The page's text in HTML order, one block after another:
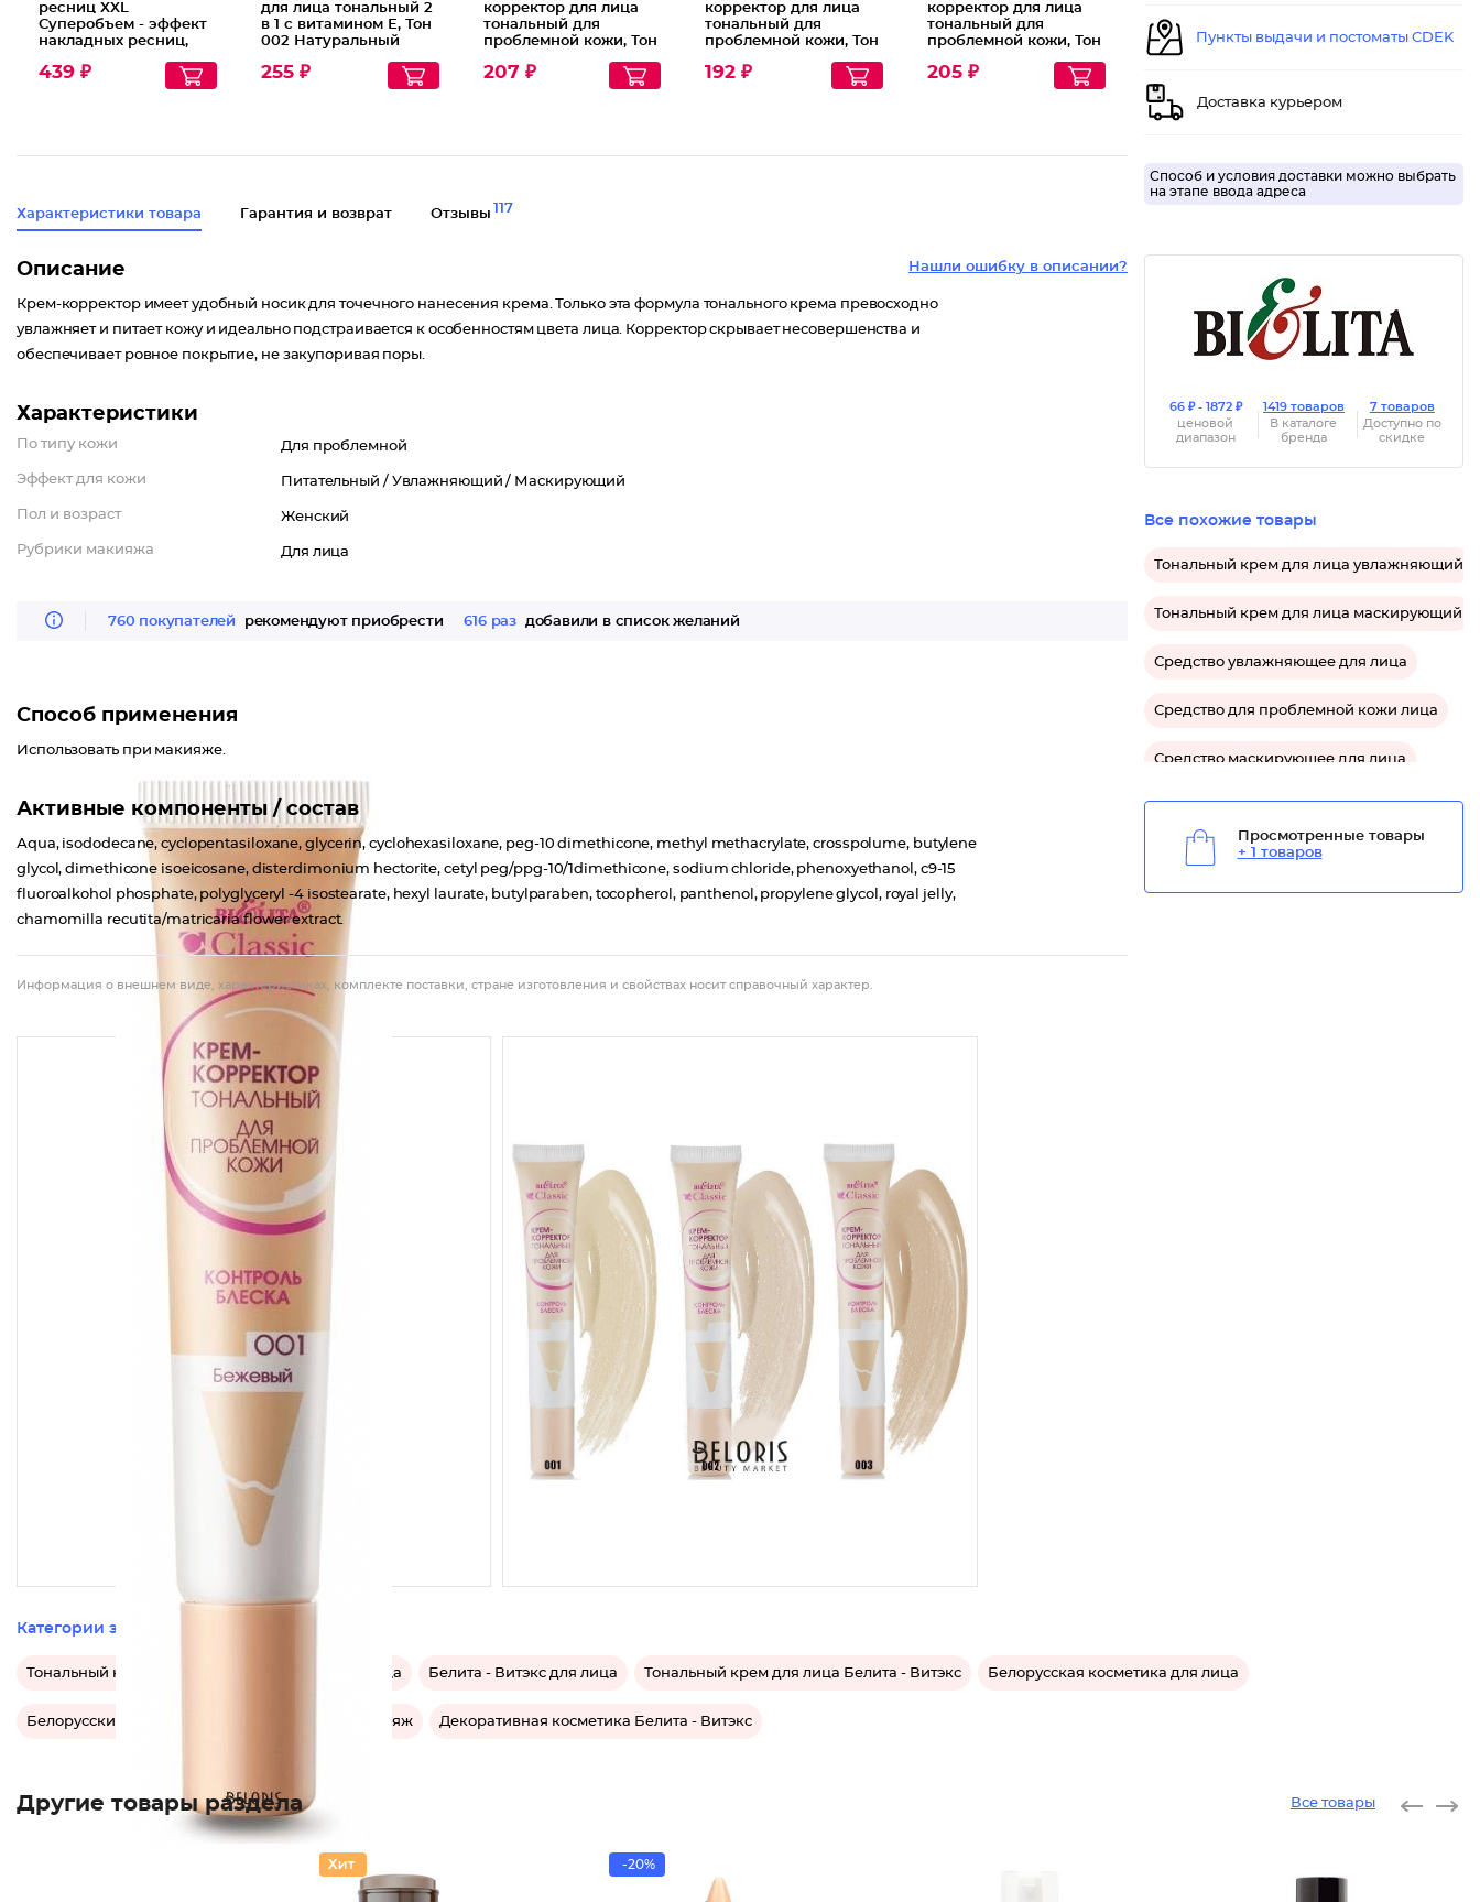
ресниц XXL
Суперобъем - эффект
накладных ресниц,
439 ₽
для лица тональный 2
в 1 с витамином Е, Тон
002 Натуральный
255 ₽
корректор для лица
тональный для
проблемной кожи, Тон
207 ₽
корректор для лица
тональный для
проблемной кожи, Тон
192 ₽
корректор для лица
тональный для
проблемной кожи, Тон
205 ₽
Характеристики товара Гарантия и возврат Отзывы 117
Нашли ошибку в описании?
Описание
Крем-корректор имеет удобный носик для точечного нанесения крема. Только эта формула тонального крема превосходно
увлажняет и питает кожу и идеально подстраивается к особенностям цвета лица. Корректор скрывает несовершенства и
обеспечивает ровное покрытие, не закупоривая поры.
Характеристики
По типу кожи Для проблемной
Эффект для кожи Питательный / Увлажняющий / Маскирующий
Пол и возраст Женский
Рубрики макияжа Для лица
760 покупателей рекомендуют приобрести 616 раз добавили в список желаний
Способ применения
Использовать при макияже.
Активные компоненты / состав
Аqua, isododecane, cyclopentasiloxane, glycerin, cyclohexasiloxane, peg-10 dimethicone, methyl methacrylate, crosspolume, butylene
glycol, dimethicone isoeicosane, disterdimonium hectorite, cetyl peg/ppg-10/1dimethicone, sodium chloride, phenoxyethanol, c9-15
fluoroalkohol phosphate, polyglyceryl -4 isostearate, hexyl laurate, butylparaben, tocopherol, panthenol, propylene glycol, royal jelly,
chamomilla recutita/matricaria flower extract.
Информация о внешнем виде, характеристиках, комплекте поставки, стране изготовления и свойствах носит справочный характер.
Пункты выдачи и постоматы CDEK
Доставка курьером
Способ и условия доставки можно выбрать
на этапе ввода адреса
66 ₽ - 1872 ₽
ценовой
диапазон
1419 товаров
В каталоге
бренда
7 товаров
Доступно по
скидке
Все похожие товары
Тональный крем для лица увлажняющий
Тональный крем для лица маскирующий
Средство увлажняющее для лица
Средство для проблемной кожи лица
Средство маскирующее для лица
Просмотренные товары
+ 1 товаров
Категории этого товара
Тональный крем для лица Корректор для лица Белита - Витэкс для лица Тональный крем для лица Белита - Витэкс Белорусская косметика для лица
Белорусский тональный крем для лица Макияж Декоративная косметика Белита - Витэкс
Другие товары раздела Все товары
-20%